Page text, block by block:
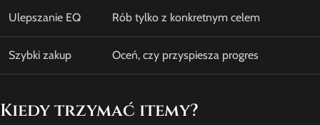
Ulepszanie EQ Rób tylko z konkretnym celem
Szybki zakup Oceń, czy przyspiesza progres
Kiedy trzymać itemy?